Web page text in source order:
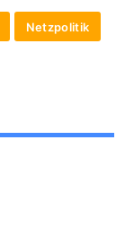
Netzpolitik